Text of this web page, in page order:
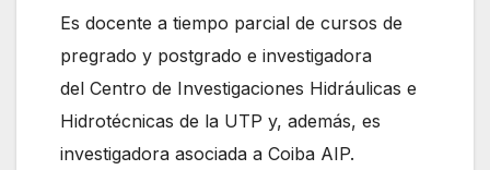
Es docente a tiempo parcial de cursos de
pregrado y postgrado e investigadora
del Centro de Investigaciones Hidráulicas e
Hidrotécnicas de la UTP y, además, es
investigadora asociada a Coiba AIP.